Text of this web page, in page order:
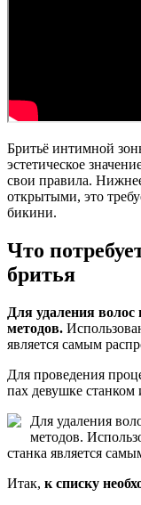
Бритьё интимной
эстетическое
свои правила.
открытыми, это
бикини.
Что
бритья
Для удаления волос
методов.
является самым
Для проведения
пах девушке станком
Для удаления
методов.
станка является
Итак, к списку